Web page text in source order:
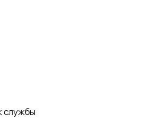
службы